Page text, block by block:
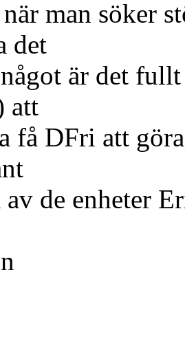
man söker
det
är det
att
få DFri att
de enheter